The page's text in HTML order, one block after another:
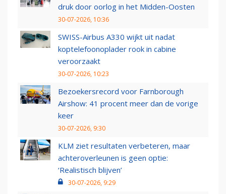
druk door oorlog in het Midden-Oosten
30-07-2026, 10:36
SWISS-Airbus A330 wijkt uit nadat
koptelefoonoplader rook in cabine
veroorzaakt
30-07-2026, 10:23
Bezoekersrecord voor Farnborough
Airshow: 41 procent meer dan de vorige
keer
30-07-2026, 9:30
KLM ziet resultaten verbeteren, maar
achteroverleunen is geen optie:
‘Realistisch blijven’
30-07-2026, 9:29